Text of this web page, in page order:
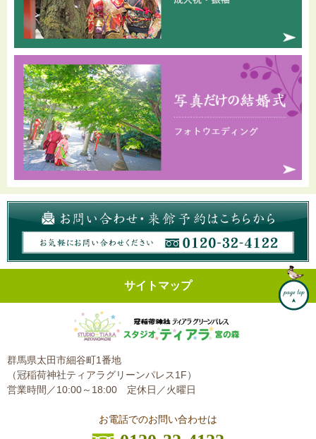
サイトマップ
群馬県太田市細谷町1番地
（冠稲荷神社ティアラグリーンパレス1F）
営業時間／10:00～18:00 定休日／火曜日
お電話でのお問い合わせは